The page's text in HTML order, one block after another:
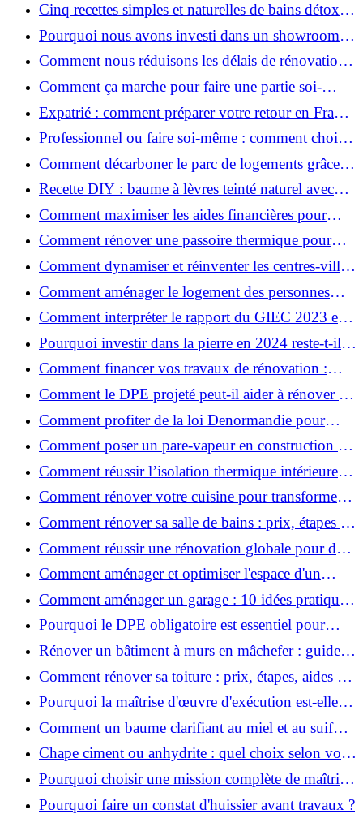
Cinq recettes simples et naturelles de bains détox
maison
Pourquoi nous avons investi dans un showroom-
atelier et ce que cela apporte aux clients
Comment nous réduisons les délais de rénovation à
3 mois au lieu de 6?
Comment ça marche pour faire une partie soi-
même et nous confier le reste ?
Expatrié : comment préparer votre retour en France
et rénover votre bien à distance ?
Professionnel ou faire soi-même : comment choisir
pour votre rénovation ?
Comment décarboner le parc de logements grâce à
la rénovation énergétique ?
Recette DIY : baume à lèvres teinté naturel avec
SPF
Comment maximiser les aides financières pour
votre rénovation ?
Comment rénover une passoire thermique pour
une maison durable ?
Comment dynamiser et réinventer les centres-villes
avec Action Cœur de Ville ?
Comment aménager le logement des personnes
âgées et obtenir des aides financières ?
Comment interpréter le rapport du GIEC 2023 et
en retenir l'essentiel ?
Pourquoi investir dans la pierre en 2024 reste-t-il
un choix sûr ?
Comment financer vos travaux de rénovation :
aides, prêts et solutions pratiques ?
Comment le DPE projeté peut-il aider à rénover et
valoriser votre bien ?
Comment profiter de la loi Denormandie pour
investir dans l'ancien et défiscaliser ?
Comment poser un pare-vapeur en construction et
rénovation : rôle et erreurs à éviter?
Comment réussir l’isolation thermique intérieure
pour une maison économe en énergie ?
Comment rénover votre cuisine pour transformer
votre espace de vie ?
Comment rénover sa salle de bains : prix, étapes et
astuces ?
Comment réussir une rénovation globale pour des
économies et un confort durables?
Comment aménager et optimiser l'espace d'un
studio : 10 astuces pratiques ?
Comment aménager un garage : 10 idées pratiques
et efficaces ?
Pourquoi le DPE obligatoire est essentiel pour
vendre ou louer un bien ?
Rénover un bâtiment à murs en mâchefer : guide
pratique et solutions
Comment rénover sa toiture : prix, étapes, aides et
réglementation ?
Pourquoi la maîtrise d'œuvre d'exécution est-elle
indispensable pour vos chantiers ?
Comment un baume clarifiant au miel et au suif
peut-il purifier la peau ?
Chape ciment ou anhydrite : quel choix selon votre
projet ?
Pourquoi choisir une mission complète de maîtrise
d’œuvre pour réussir vos projets?
Pourquoi faire un constat d'huissier avant travaux ?